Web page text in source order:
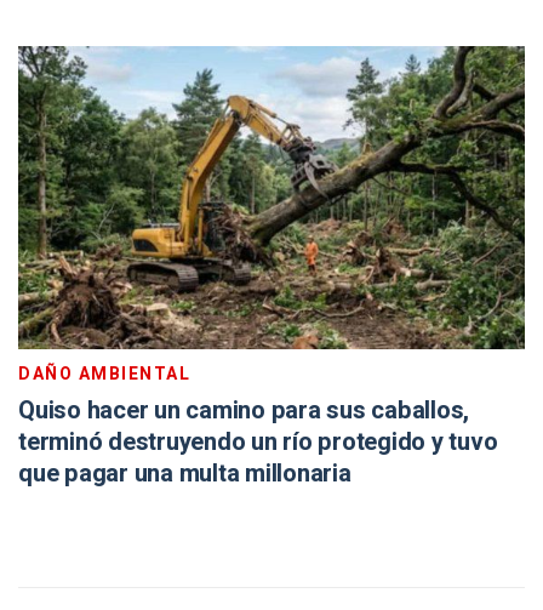
DAÑO AMBIENTAL
Quiso hacer un camino para sus caballos,
terminó destruyendo un río protegido y tuvo
que pagar una multa millonaria